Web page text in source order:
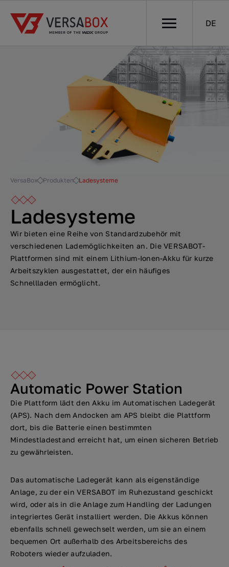
DE
VersaBox Produkten Ladesysteme
Ladesysteme
Wir bieten eine Reihe von Standardzubehör mit
verschiedenen Lademöglichkeiten an. Die VERSABOT-
Plattformen sind mit einem Lithium-Ionen-Akku für kurze
Arbeitszyklen ausgestattet, der ein häufiges
Schnellladen ermöglicht.
Automatic Power Station
Die Plattform lädt den Akku im Automatischen Ladegerät
(APS). Nach dem Andocken am APS bleibt die Plattform
dort, bis die Batterie einen bestimmten
Mindestladestand erreicht hat, um einen sicheren Betrieb
zu gewährleisten.
Das automatische Ladegerät kann als eigenständige
Anlage, zu der ein VERSABOT im Ruhezustand geschickt
wird, oder als in die Anlage zum Handling der Ladungen
integriertes Gerät installiert werden. Die Akkus können
ebenfalls schnell gewechselt werden, um sie an einem
bequemen Ort außerhalb des Arbeitsbereichs des
Roboters wieder aufzuladen.